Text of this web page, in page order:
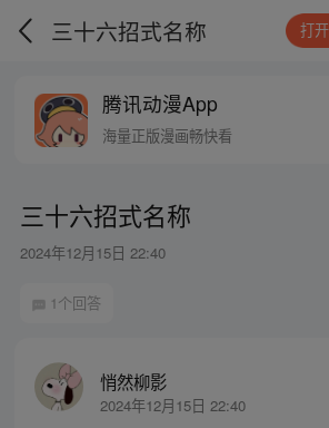
三十六招式名称 打
腾讯动漫App
海量正版漫画畅快看
三十六招式名称
2024年12月15日 22:40
1个回答
悄然柳影
2024年12月15日 22:40